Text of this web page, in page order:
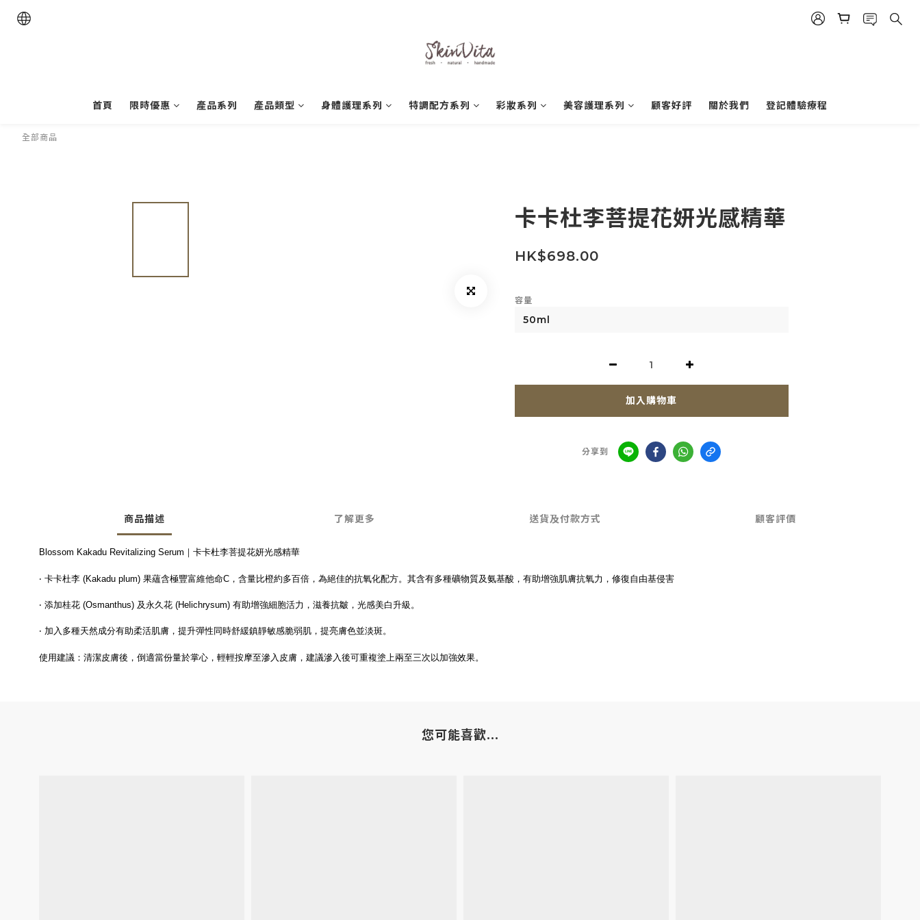
首頁 限時優惠 產品系列 產品類型 身體護理系列 特調配方系列 彩妝系列 美容護理系列 顧客好評 關於我們 登記體驗療程
全部商品
卡卡杜李菩提花妍光感精華
HK$698.00
容量
加入購物車
分享到
商品描述 了解更多 送貨及付款方式 顧客評價
Blossom Kakadu Revitalizing Serum｜卡卡杜李菩提花妍光感精華
‧ 卡卡杜李 (Kakadu plum) 果蘊含極豐富維他命C，含量比橙約多百倍，為絕佳的抗氧化配方。其含有多種礦物質及氨基酸，有助增強肌膚抗氧力，修復自由基侵害
‧ 添加桂花 (Osmanthus) 及永久花 (Helichrysum) 有助增強細胞活力，滋養抗皺，光感美白升級。
‧ 加入多種天然成分有助柔活肌膚，提升彈性同時舒緩鎮靜敏感脆弱肌，提亮膚色並淡斑。
使用建議：清潔皮膚後，倒適當份量於掌心，輕輕按摩至滲入皮膚，建議滲入後可重複塗上兩至三次以加強效果。
您可能喜歡...